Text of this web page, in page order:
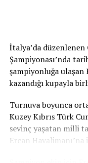
Kırmızı
duyduğu kalifiye iş
yeni fırsatlar
desteğiyle önemli bir
örme aşamasına
malzemelerinin temin
sonra projenin
yaklaşıyoruz ve hep
İtalya’da
Şampiyonası’nda
şampiyonluğa ulaşan
kazandığı kupayla
Turnuva boyunca
Kuzey Kıbrıs Türk
sevinç yaşatan milli
Ercan Havalimanı’na